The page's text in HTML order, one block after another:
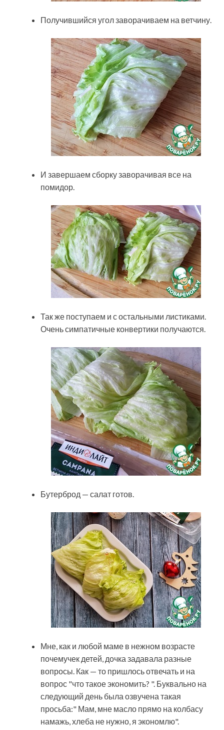
Получившийся угол заворачиваем на ветчину.
И завершаем сборку заворачивая все на
помидор.
Так же поступаем и с остальными листиками.
Очень симпатичные конвертики получаются.
Бутерброд — салат готов.
Мне, как и любой маме в нежном возрасте
почемучек детей, дочка задавала разные
вопросы. Как — то пришлось отвечать и на
вопрос "что такое экономить? ". Буквально на
следующий день была озвучена такая
просьба:" Мам, мне масло прямо на колбасу
намажь, хлеба не нужно, я экономлю".